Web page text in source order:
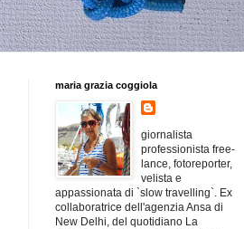
maria grazia coggiola
giornalista
professionista free-
lance, fotoreporter,
velista e
appassionata di `slow travelling`. Ex
collaboratrice dell'agenzia Ansa di
New Delhi, del quotidiano La